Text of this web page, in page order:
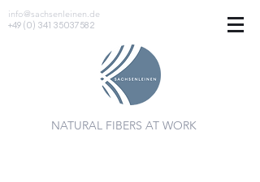
info@sachsenleinen.de
+49 (0) 341 35037582
NATURAL FIBERS AT WORK